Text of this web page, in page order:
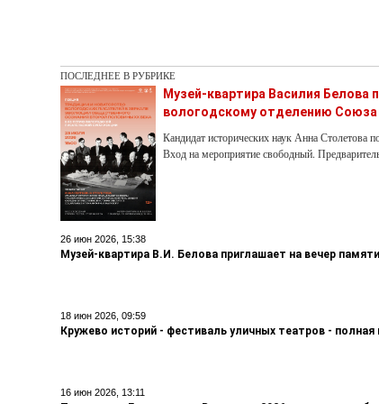
ПОСЛЕДНЕЕ В РУБРИКЕ
Музей-квартира Василия Белова
вологодскому отделению Союза
Кандидат исторических наук Анна Столетова
Вход на мероприятие свободный.
26 июн 2026, 15:38
Музей-квартира В.И. Белова приглашает на вечер
18 июн 2026, 09:59
Кружево историй - фестиваль уличных театров -
16 июн 2026, 13:11